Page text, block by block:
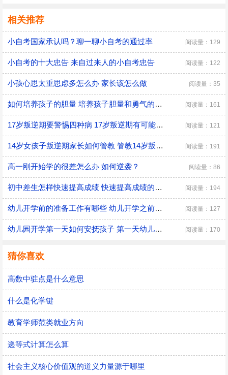
相关推荐
小自考国家承认吗？聊一聊小自考的通过率 阅读量：129
小自考的十大忠告 来自过来人的小自考忠告 阅读量：122
小孩心思太重思虑多怎么办 家长该怎么做 阅读量：35
如何培养孩子的胆量 培养孩子胆量和勇气的方法 阅读量：161
17岁叛逆期要警惕四种病 17岁叛逆期有可能会得什么病 阅读量：121
14岁女孩子叛逆期家长如何管教 管教14岁叛逆期女孩子的方法 阅读量：191
高一刚开始学的很差怎么办 如何逆袭？ 阅读量：86
初中差生怎样快速提高成绩 快速提高成绩的方法介绍 阅读量：194
幼儿开学前的准备工作有哪些 幼儿开学之前具体的准备工作 阅读量：127
幼儿园开学第一天如何安抚孩子 第一天幼儿园开学安抚孩子的注意事项 阅读量：170
猜你喜欢
高数中驻点是什么意思
什么是化学键
教育学师范类就业方向
递等式计算怎么算
社会主义核心价值观的道义力量源于哪里